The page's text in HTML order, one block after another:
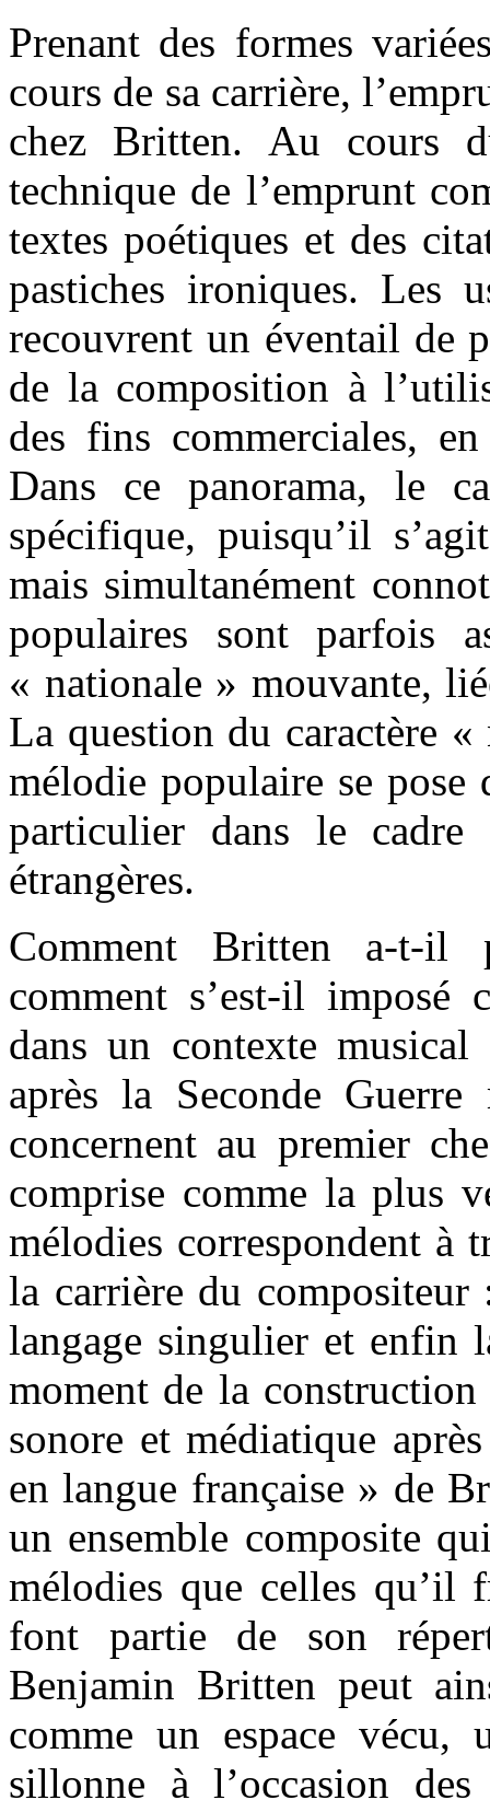
Prenant des formes
cours de sa carrière,
chez Britten. Au cours
technique de l’emprunt
textes poétiques et des
pastiches ironiques. Les
recouvrent un éventail de
de la composition à
des fins commerciales,
Dans ce panorama, le
spécifique, puisqu’il
mais simultanément
populaires sont parfois
« nationale » mouvante,
La question du caractère
mélodie populaire se pose
particulier dans le cadre
étrangères.
Comment Britten a-t-il
comment s’est-il imposé
dans un contexte
après la Seconde
concernent au premier
comprise comme la plus
mélodies correspondent à
la carrière du
langage singulier et enfin
moment de la
sonore et médiatique
en langue française » de
un ensemble composite
mélodies que celles qu’il
font partie de son
Benjamin Britten peut
comme un espace vécu,
sillonne à l’occasion